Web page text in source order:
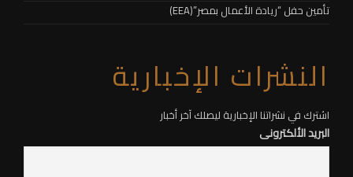
تأمين حفل “ريادة الأعمال بمصر”(EEA)
النشرات الإخبارية
اشترك في نشراتنا الإخبارية ليصلك آخر أخبار
البريد الألكترونى